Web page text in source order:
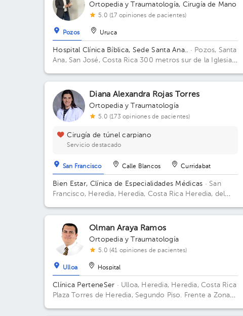
Ortopedia y Traumatología, Cirugía de Mano
5.0 (17 opiniones de pacientes)
Pozos Uruca
Hospital Clínica Bíblica, Sede Santa Ana.. · Pozos, Santa
Ana, San José, Costa Rica 300 metros sur de la Iglesia
Diana Alexandra Rojas Torres
Ortopedia y Traumatología
5.0 (173 opiniones de pacientes)
Cirugía de túnel carpiano
Servicio destacado
San Francisco Calle Blancos Curridabat
Bien Estar, Clínica de Especialidades Médicas · San
Francisco, Heredia, Heredia, Costa Rica Heredia, del
Rica Heredia, 40103, Santa Verde local # V-102
Olman Araya Ramos
Ortopedia y Traumatología
5.0 (41 opiniones de pacientes)
Ulloa Hospital
Clínica PerteneSer · Ulloa, Heredia, Heredia, Costa Rica
Plaza Torres de Heredia, Segundo Piso. Frente a Zona